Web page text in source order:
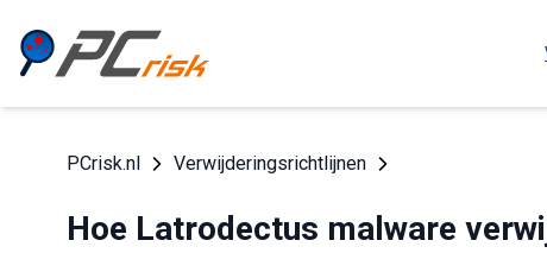
PCrisk.nl Verwijderingsrichtlijnen
Hoe Latrodectus malware